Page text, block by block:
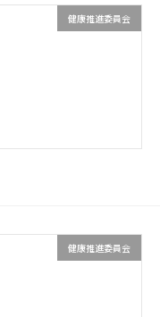
健康推進委員会
健康推進委員会